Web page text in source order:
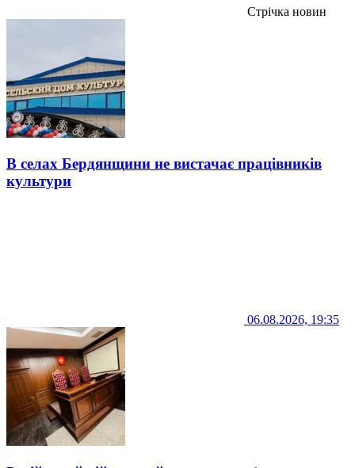
Стрічка новин
В селах Бердянщини не вистачає працівників
культури
06.08.2026, 19:35